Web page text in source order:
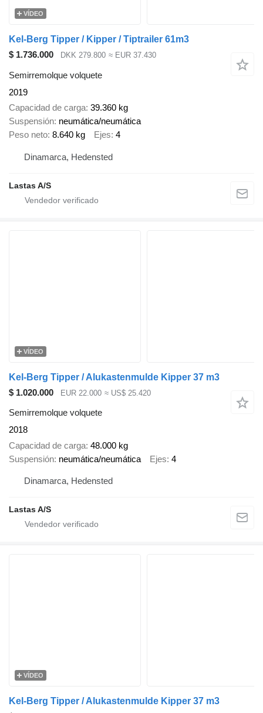
VÍDEO
Kel-Berg Tipper / Kipper / Tiptrailer 61m3
$ 1.736.000
DKK 279.800 ≈ EUR 37.430
Semirremolque volquete
2019
Capacidad de carga 39.360 kg
Suspensión neumática/neumática
Peso neto 8.640 kg Ejes 4
Dinamarca, Hedensted
Lastas A/S
VÍDEO
Kel-Berg Tipper / Alukastenmulde Kipper 37 m3
$ 1.020.000
EUR 22.000 ≈ US$ 25.420
Semirremolque volquete
2018
Capacidad de carga 48.000 kg
Suspensión neumática/neumática Ejes 4
Dinamarca, Hedensted
Lastas A/S
VÍDEO
Kel-Berg Tipper / Alukastenmulde Kipper 37 m3